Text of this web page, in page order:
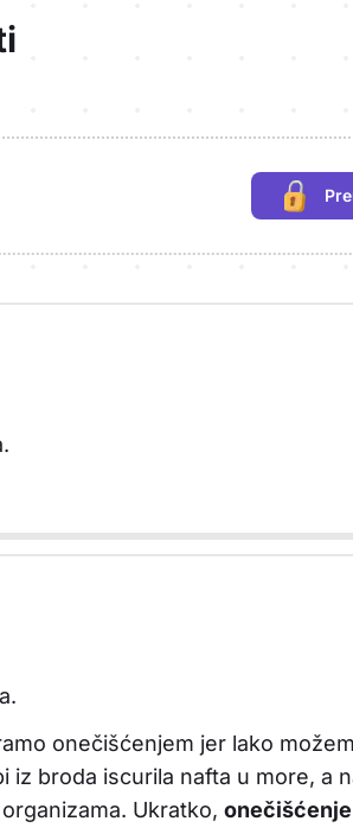
onečišćenjem jer lako
iz broda iscurila nafta u more, a
Ukratko,